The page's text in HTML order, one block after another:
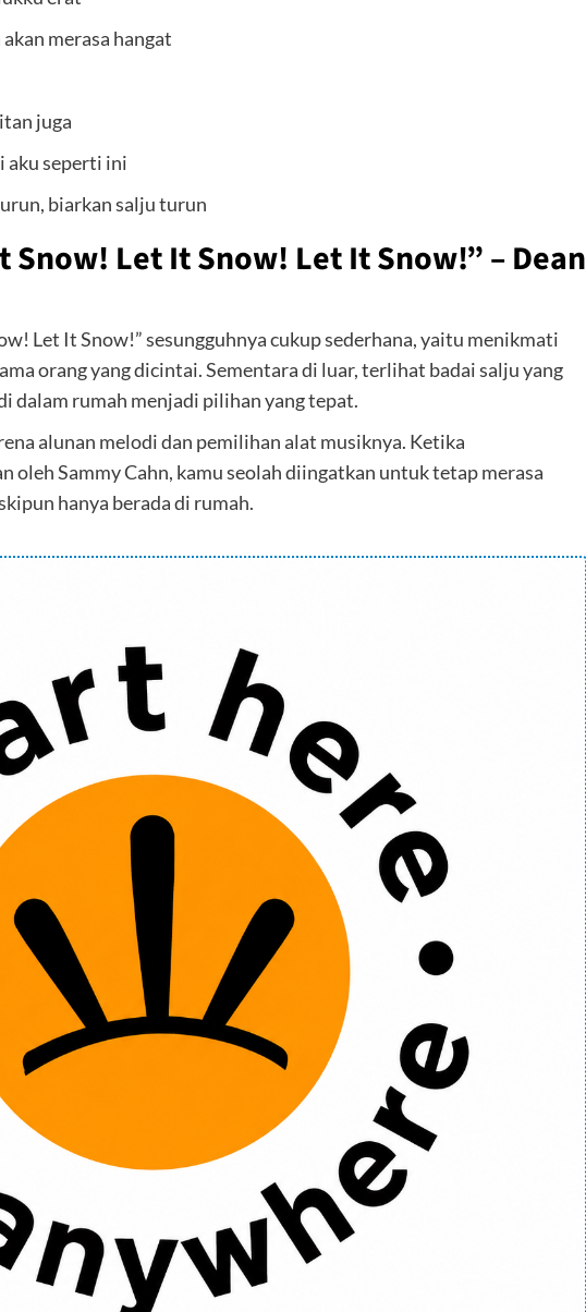
merasa hangat
juga
aku seperti ini
biarkan salju turun
Snow! Let It Snow! Let It Snow!” – Dean
Let It Snow!” sesungguhnya cukup sederhana, yaitu menikmati
orang yang dicintai. Sementara di luar, terlihat badai salju yang
dalam rumah menjadi pilihan yang tepat.
alunan melodi dan pemilihan alat musiknya. Ketika
oleh Sammy Cahn, kamu seolah diingatkan untuk tetap merasa
hanya berada di rumah.